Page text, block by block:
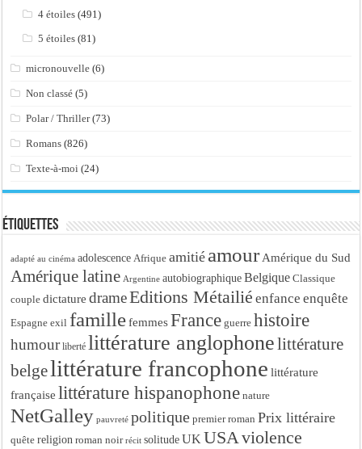
4 étoiles (491)
5 étoiles (81)
micronouvelle (6)
Non classé (5)
Polar / Thriller(73)
Romans (826)
Texte-à-moi (24)
Étiquettes
adapté au cinéma adolescence Afrique amitié amour Amérique du Sud
Amérique latine Argentine autobiographique Belgique Classique
couple dictature drameEditions Métailié enfance enquête
Espagne exil famille femmes France guerre histoire
humour liberté littérature anglophonelittérature
belgelittérature francophone littérature
française littérature hispanophone nature
NetGalley pauvreté politique premier roman Prix littéraire
quête religion roman noir récit solitude UK USAviolence